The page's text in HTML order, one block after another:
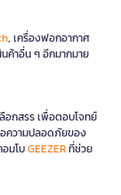
, เครื่องฟอกอากาศ
ค้าอื่น ๆ อีกมากมาย
กสรร เพื่อตอบโจทย์
ความปลอดภัยของ
มโบGEEZERที่ช่วย